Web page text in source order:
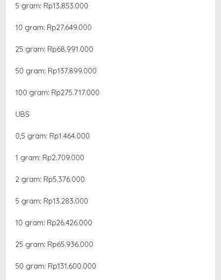
‎5 gram: Rp13.853.000
10 gram: Rp27.649.000
‎25 gram: Rp68.991.000
‎50 gram: Rp137.899.000
‎100 gram: Rp275.717.000
UBS
0,5 gram: Rp1.464.000
‎1 gram: Rp2.709.000
‎2 gram: Rp5.376.000
‎5 gram: Rp13.283.000
10 gram: Rp26.426.000
‎25 gram: Rp65.936.000
‎50 gram: Rp131.600.000